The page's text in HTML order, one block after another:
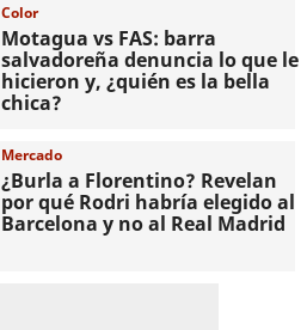
Color
Motagua vs FAS: barra
salvadoreña denuncia lo que le
hicieron y, ¿quién es la bella
chica?
Mercado
¿Burla a Florentino? Revelan
por qué Rodri habría elegido al
Barcelona y no al Real Madrid